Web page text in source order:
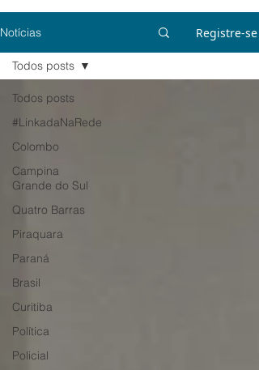
Notícias Registre-se
Todos posts
#LinkadaNaRede
Colombo
Campina
Grande do Sul
Quatro Barras
Piraquara
Paraná
Brasil
Curitiba
Política
Policial
Todos posts